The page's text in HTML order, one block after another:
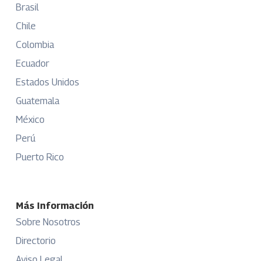
Brasil
Chile
Colombia
Ecuador
Estados Unidos
Guatemala
México
Perú
Puerto Rico
Más Información
Sobre Nosotros
Directorio